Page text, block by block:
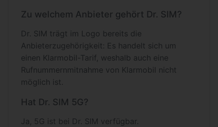
Zu welchem Anbieter gehört Dr. SIM?
Dr. SIM trägt im Logo bereits die
Anbieterzugehörigkeit: Es handelt sich um
einen Klarmobil-Tarif, weshalb auch eine
Rufnummernmitnahme von Klarmobil nicht
möglich ist.
Hat Dr. SIM 5G?
Ja, 5G ist bei Dr. SIM verfügbar.